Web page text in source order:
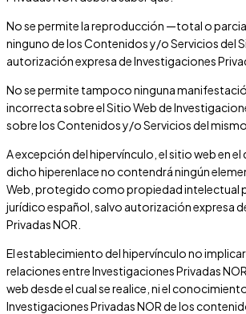
No se permite la reproducción —total o
ninguno de los Contenidos y/o Servicios del
autorización expresa deInvestigaciones
No se permite tampoco ninguna
incorrecta sobre el Sitio Web de
sobre los Contenidos y/o Servicios del mismo.
A excepción del hipervínculo, el sitio web en el
dicho hiperenlace no contendrá ningún
Web, protegido como propiedad intelectual
jurídico español, salvo autorización expresa
Privadas NOR
El establecimiento del hipervínculo no
relaciones entreInvestigaciones Privadas NOR
web desde el cual se realice, ni el
Investigaciones Privadas NORde los